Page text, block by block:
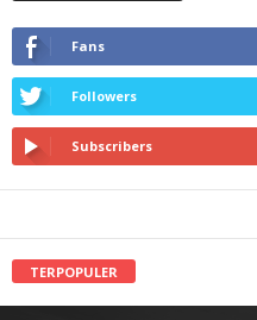
Fans
Followers
Subscribers
TERPOPULER